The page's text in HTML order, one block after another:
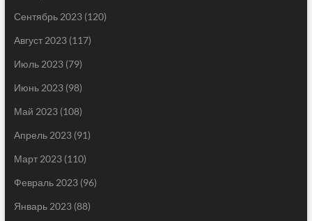
Сентябрь 2023(120)
Август 2023(117)
Июль 2023(79)
Июнь 2023(98)
Май 2023(108)
Апрель 2023(91)
Март 2023(110)
Февраль 2023(96)
Январь 2023(88)